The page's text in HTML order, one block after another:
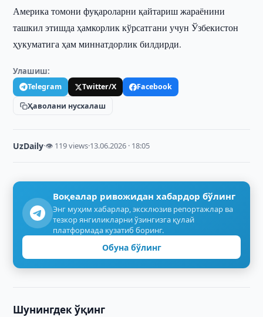
Америка томони фуқароларни қайтариш жараёнини
ташкил этишда ҳамкорлик кўрсатгани учун Ўзбекистон
ҳукуматига ҳам миннатдорлик билдирди.
Улашиш:
Telegram Twitter/X
Facebook
Ҳаволани нусхалаш
UzDaily·👁 119 views·13.06.2026 · 18:05
Воқеалар ривожидан хабардор бўлинг
Энг муҳим хабарлар, эксклюзив репортажлар ва
тезкор янгиликларни ўзингизга қулай
платформада кузатиб боринг.
Обуна бўлинг
Шунингдек ўқинг